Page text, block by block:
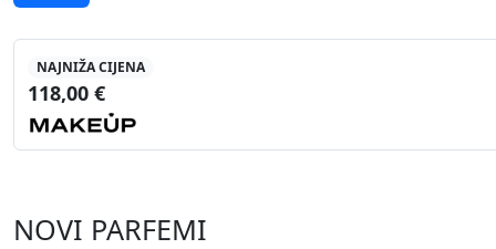
NAJNIŽA CIJENA
118,00 €
NOVI PARFEMI